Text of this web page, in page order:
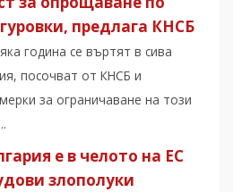
предлага КНСБ
година се въртят в сива
посочват от КНСБ и
за ограничаване на този
е в челото на ЕС
злополуки